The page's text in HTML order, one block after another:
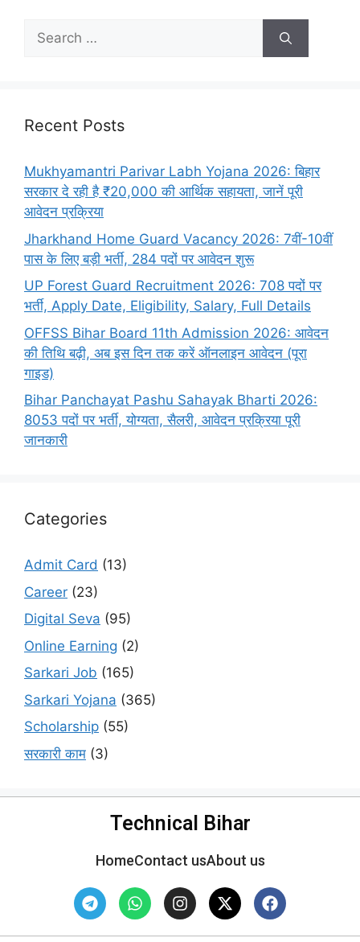
Recent Posts
Mukhyamantri Parivar Labh Yojana 2026: बिहार
सरकार दे रही है ₹20,000 की आर्थिक सहायता, जानें पूरी
आवेदन प्रक्रिया
Jharkhand Home Guard Vacancy 2026: 7वीं-10वीं
पास के लिए बड़ी भर्ती, 284 पदों पर आवेदन शुरू
UP Forest Guard Recruitment 2026: 708 पदों पर
भर्ती, Apply Date, Eligibility, Salary, Full Details
OFFSS Bihar Board 11th Admission 2026: आवेदन
की तिथि बढ़ी, अब इस दिन तक करें ऑनलाइन आवेदन (पूरा
गाइड)
Bihar Panchayat Pashu Sahayak Bharti 2026:
8053 पदों पर भर्ती, योग्यता, सैलरी, आवेदन प्रक्रिया पूरी
जानकारी
Categories
Admit Card (13)
Career (23)
Digital Seva (95)
Online Earning (2)
Sarkari Job (165)
Sarkari Yojana (365)
Scholarship (55)
सरकारी काम (3)
Technical Bihar
HomeContact usAbout us